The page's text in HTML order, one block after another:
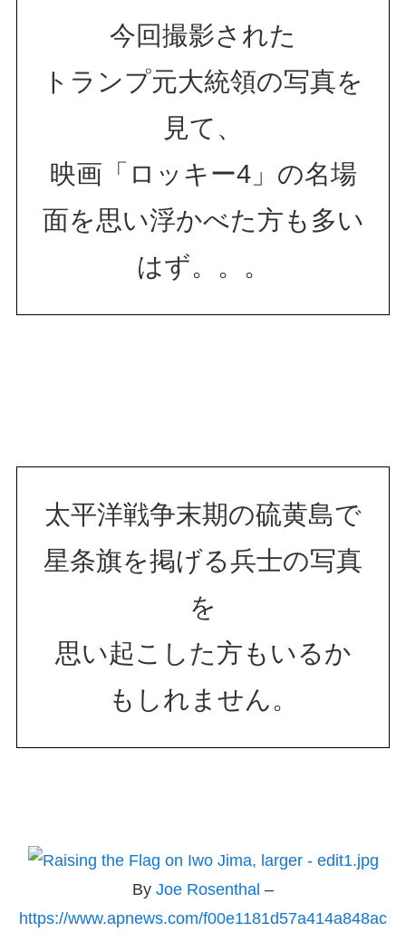
今回撮影された
トランプ元大統領の写真を
見て、
映画「ロッキー4」の名場
面を思い浮かべた方も多い
はず。。。
太平洋戦争末期の硫黄島で
星条旗を掲げる兵士の写真
を
思い起こした方もいるか
もしれません。
By Joe Rosenthal –
https://www.apnews.com/f00e1181d57a414a848ac